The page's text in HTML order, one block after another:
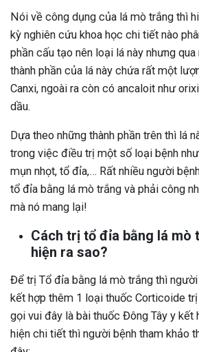
Nói về công dụng của lá mò trắng thì
kỳ nghiên cứu khoa học chi tiết nào
phần cấu tạo nên loại lá này nhưng
thành phần của lá này chứa rất một
Canxi, ngoài ra còn có ancaloit như
dầu.
Dựa theo những thành phần trên thì lá
trong việc điều trị một số loại bệnh
mụn nhọt, tổ đỉa,… Rất nhiều người
tổ đỉa bằng lá mò trắng và phải công
mà nó mang lại!
Cách trị tổ đỉa bằng lá
hiện ra sao?
Để trị Tổ đỉa bằng lá mò trắng thì
kết hợp thêm 1 loại thuốc Corticoide
gọi vui đây là bài thuốc Đông Tây y kết
hiện chi tiết thì người bệnh tham khảo